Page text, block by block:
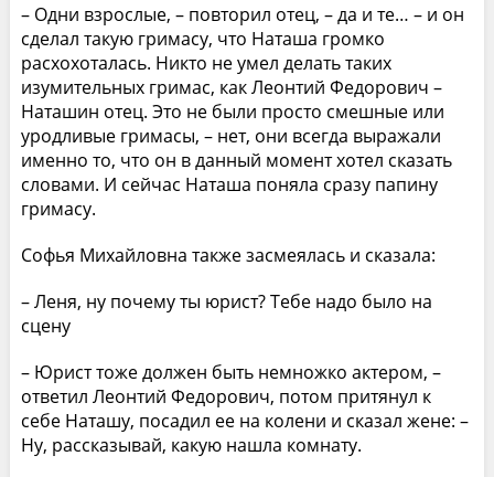
– Одни взрослые, – повторил отец, – да и те… – и он
сделал такую гримасу, что Наташа громко
расхохоталась. Никто не умел делать таких
изумительных гримас, как Леонтий Федорович –
Наташин отец. Это не были просто смешные или
уродливые гримасы, – нет, они всегда выражали
именно то, что он в данный момент хотел сказать
словами. И сейчас Наташа поняла сразу папину
гримасу.
Софья Михайловна также засмеялась и сказала:
– Леня, ну почему ты юрист? Тебе надо было на
сцену
– Юрист тоже должен быть немножко актером, –
ответил Леонтий Федорович, потом притянул к
себе Наташу, посадил ее на колени и сказал жене: –
Ну, рассказывай, какую нашла комнату.